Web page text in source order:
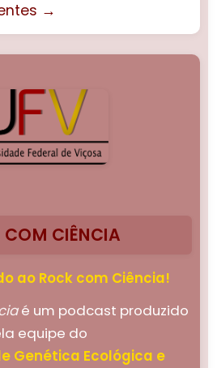
→
COM CIÊNCIA
ao Rock com Ciência!
é um podcast produzido
equipe do
Genética Ecológica e